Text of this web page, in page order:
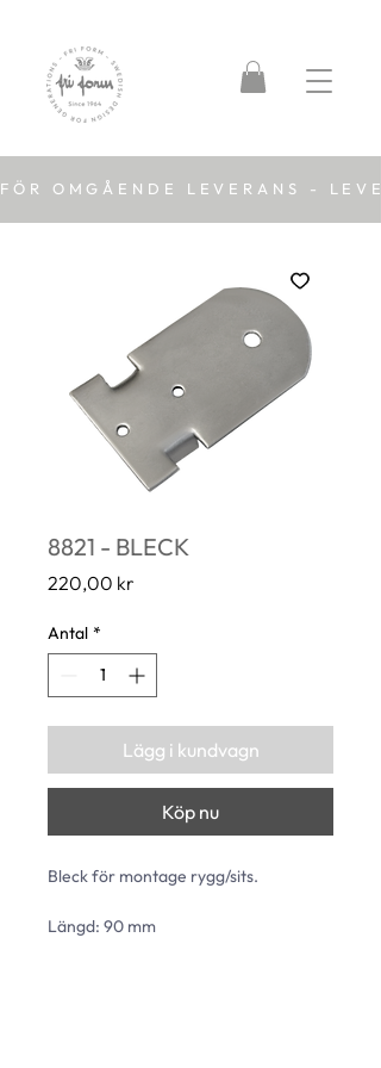
FÖR OMGÅENDE LEVERANS -
8821 - BLECK
220,00 kr
Antal *
Lägg i kundvagn
Köp nu
Bleck för montage rygg/sits.
Längd: 90 mm